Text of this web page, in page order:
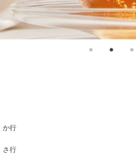
か行
さ行